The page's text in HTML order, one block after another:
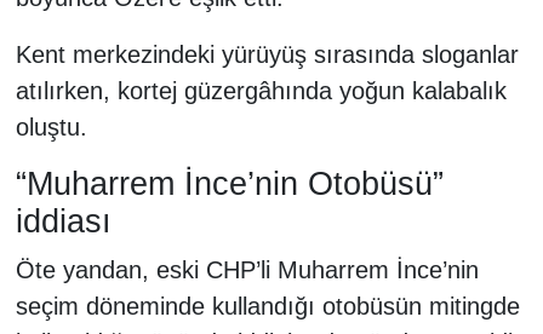
Kent merkezindeki yürüyüş sırasında sloganlar
atılırken, kortej güzergâhında yoğun kalabalık
oluştu.
“Muharrem İnce’nin Otobüsü”
iddiası
Öte yandan, eski CHP’li Muharrem İnce’nin
seçim döneminde kullandığı otobüsün mitingde